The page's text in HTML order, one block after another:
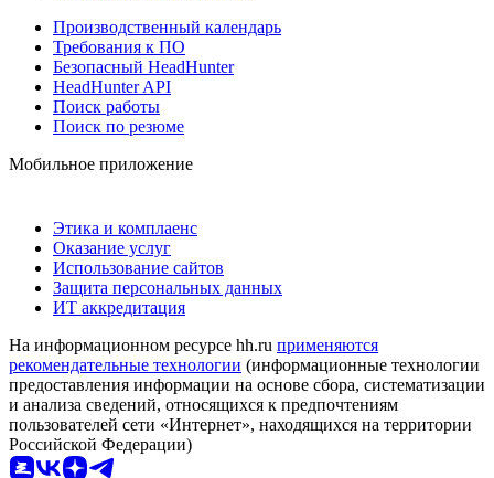
Производственный календарь
Требования к ПО
Безопасный HeadHunter
HeadHunter API
Поиск работы
Поиск по резюме
Мобильное приложение
Этика и комплаенс
Оказание услуг
Использование сайтов
Защита персональных данных
ИТ аккредитация
На информационном ресурсе hh.ru применяются
рекомендательные технологии (информационные технологии
предоставления информации на основе сбора, систематизации
и анализа сведений, относящихся к предпочтениям
пользователей сети «Интернет», находящихся на территории
Российской Федерации)